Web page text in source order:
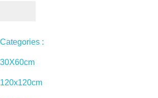
Categories :
30X60cm
120x120cm